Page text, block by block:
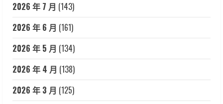
2026 年 7 月 (143)
2026 年 6 月 (161)
2026 年 5 月 (134)
2026 年 4 月 (138)
2026 年 3 月 (125)